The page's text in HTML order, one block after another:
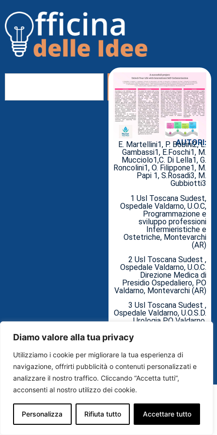
Diamo valore alla tua privacy
Utilizziamo i cookie per migliorare la tua esperienza di
navigazione, offrirti pubblicità o contenuti personalizzati e
analizzare il nostro traffico. Cliccando “Accetta tutti”,
acconsenti al nostro utilizzo dei cookie.
Personalizza Rifiuta tutto Accettare tutto
AUTORI:
E. Martellini1, P. Bobini2, L.
Gambassi1, E.Foschi1, M.
Mucciolo1,C. Di Lella1, G.
Roncolini1, O. Filippone1, M.
Papi 1, S.Rosadi3, M.
Gubbiotti3
1 Usl Toscana Sudest,
Ospedale Valdarno, U.O.C,
Programmazione e
sviluppo professioni
Infermieristiche e
Ostetriche, Montevarchi
(AR)
2 Usl Toscana Sudest ,
Ospedale Valdarno, U.O.C.
Direzione Medica di
Presidio Ospedaliero, PO
Valdarno, Montevarchi (AR)
3 Usl Toscana Sudest ,
Ospedale Valdarno, U.O.S.D.
Urologia PO Valdarno,
Unlock Your Life with
Intermittent Self-
Catheterization